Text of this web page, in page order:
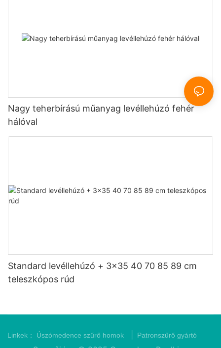
Nagy teherbírású műanyag levéllehúzó fehér
hálóval
Standard levéllehúzó + 3x35 40 70 85 89 cm
teleszkópos rúd
Linkek： Úszómedence szűrő homok Patronszűrő gyártó